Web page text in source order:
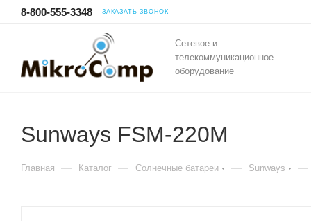
8-800-555-3348 ЗАКАЗАТЬ ЗВОНОК
Сетевое и
телекоммуникационное
оборудование
Sunways FSM-220M
Главная — Каталог — Солнечные батареи — Sunways —